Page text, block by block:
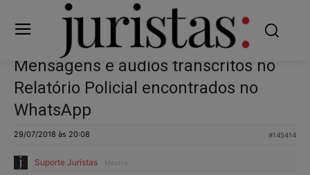
Mensagens e áudios transcritos no
Relatório Policial encontrados no
WhatsApp
29/07/2018 às 20:08 #145414
Suporte Juristas Mestre